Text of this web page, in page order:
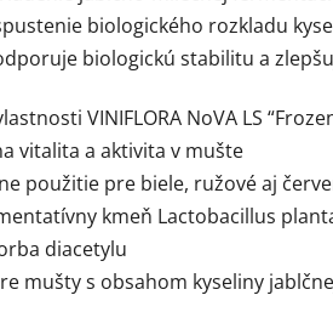
biologického rozkladu
biologickú stabilitu a
VINIFLORA NoVA LS
vitalita a aktivita v mušte
použitie pre biele, ružové aj
kmeň Lactobacillus
diacetylu
mušty s obsahom kyseliny